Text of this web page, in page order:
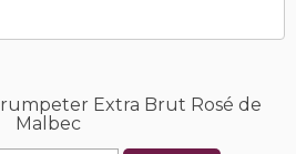
Extra Brut Rosé de
Malbec